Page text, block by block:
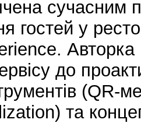
сучасним
гостей у
Авторка
до
(QR-
та